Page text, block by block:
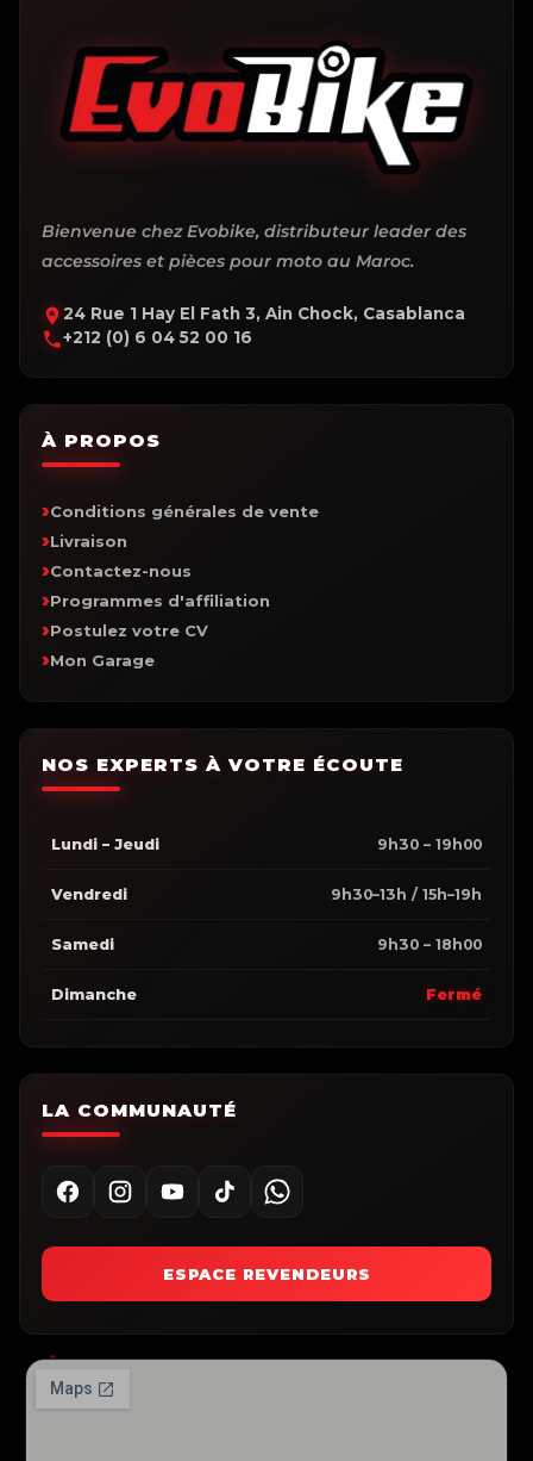
Bienvenue chez Evobike, distributeur leader des
accessoires et pièces pour moto au Maroc.
24 Rue 1 Hay El Fath 3, Ain Chock, Casablanca
+212 (0) 6 04 52 00 16
À PROPOS
Conditions générales de vente
Livraison
Contactez-nous
Programmes d'affiliation
Postulez votre CV
Mon Garage
NOS EXPERTS À VOTRE ÉCOUTE
Lundi – Jeudi 9h30 – 19h00
Vendredi 9h30–13h / 15h–19h
Samedi 9h30 – 18h00
Dimanche Fermé
LA COMMUNAUTÉ
ESPACE REVENDEURS